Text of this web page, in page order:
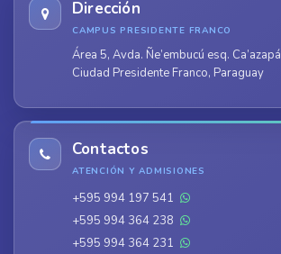
Dirección
CAMPUS PRESIDENTE FRANCO
Área 5, Avda. Ñe’embucú esq. Ca’azapá
Ciudad Presidente Franco, Paraguay
Contactos
ATENCIÓN Y ADMISIONES
+595 994 197 541
+595 994 364 238
+595 994 364 231